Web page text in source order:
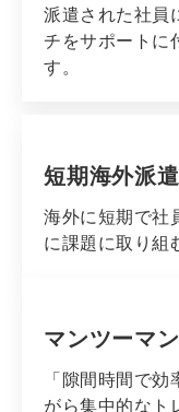
派遣された社員
チをサポートに
す。
短期海外派
海外に短期で社
に課題に取り組
マンツーマ
「隙間時間で
がら集中的なト